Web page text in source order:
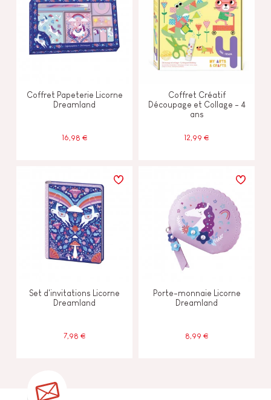
Coffret Papeterie Licorne
Dreamland
16,98 €
Coffret Créatif
Découpage et Collage - 4
ans
12,99 €
Set d'invitations Licorne
Dreamland
7,98 €
Porte-monnaie Licorne
Dreamland
8,99 €